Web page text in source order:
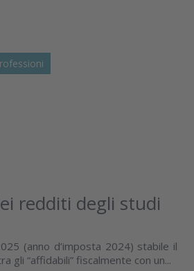
redditi degli studi
(anno d’imposta 2024) stabile il
gli “affidabili” fiscalmente con un...